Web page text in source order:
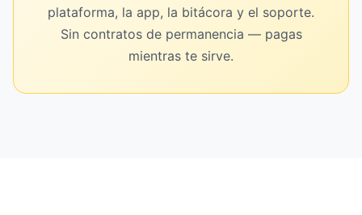
plataforma, la app, la bitácora y el soporte.
Sin contratos de permanencia — pagas
mientras te sirve.